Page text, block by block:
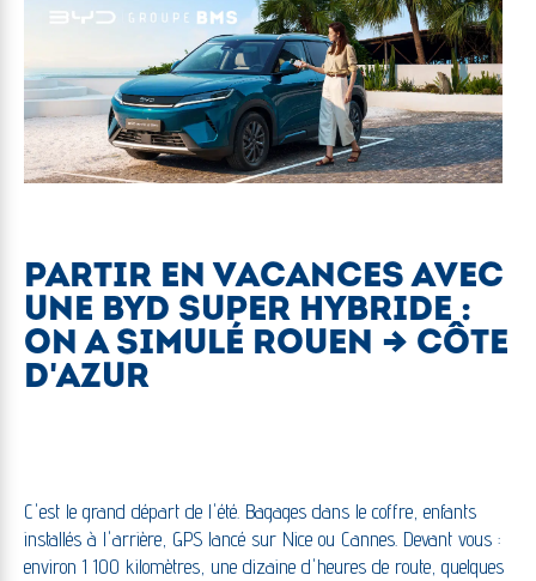
PARTIR EN VACANCES AVEC
UNE BYD SUPER HYBRIDE :
ON A SIMULÉ ROUEN → CÔTE
D'AZUR
C'est le grand départ de l'été. Bagages dans le coffre, enfants
installés à l'arrière, GPS lancé sur Nice ou Cannes. Devant vous :
environ 1 100 kilomètres, une dizaine d'heures de route, quelques